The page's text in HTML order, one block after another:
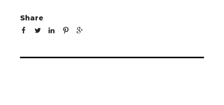
Share